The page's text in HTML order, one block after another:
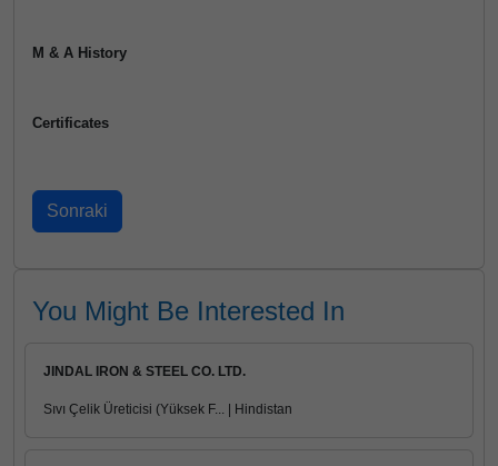
M & A History
Certificates
You Might Be Interested In
JINDAL IRON & STEEL CO. LTD.
Sıvı Çelik Üreticisi (Yüksek F... | Hindistan